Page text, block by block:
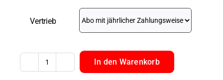
Vertrieb
Lexware
In den Warenkorb